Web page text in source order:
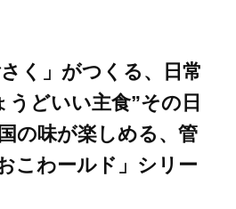
く」がつくる、日常
うどいい主食”その日
の味が楽しめる、管
こわールド」シリー